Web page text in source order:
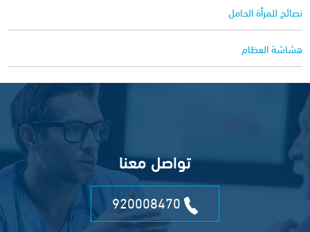
نصائح للمرأة الحامل
هشاشة العظام
تواصل معنا